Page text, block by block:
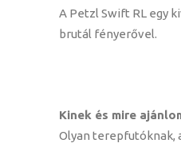
A Petzl Swift RL egy
brutál fényerővel.
Kinek és mire
Olyan terepfutóknak,